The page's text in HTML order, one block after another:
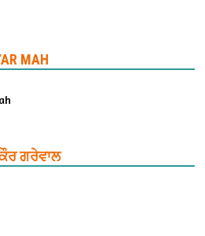
MAH
ਗਰੇਵਾਲ